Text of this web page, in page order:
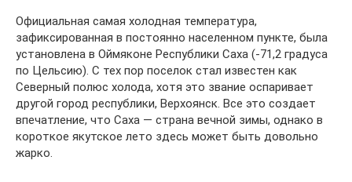
Официальная самая холодная температура,
зафиксированная в постоянно населенном пункте, была
установлена в Оймяконе Республики Саха (-71,2 градуса
по Цельсию). С тех пор поселок стал известен как
Северный полюс холода, хотя это звание оспаривает
другой город республики, Верхоянск. Все это создает
впечатление, что Саха — страна вечной зимы, однако в
короткое якутское лето здесь может быть довольно
жарко.